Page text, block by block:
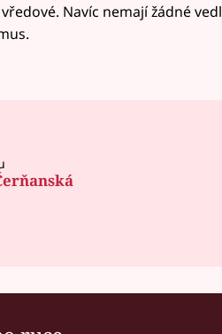
Navíc nemají žádné